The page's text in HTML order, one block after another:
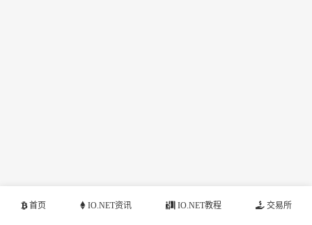
首页 IO.NET资讯 IO.NET教程 交易所